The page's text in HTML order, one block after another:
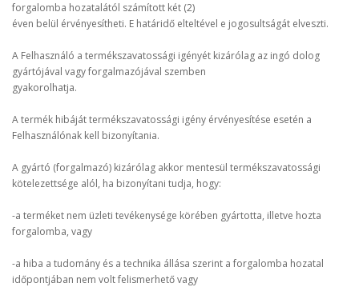
forgalomba hozatalától számított két (2)
éven belül érvényesítheti. E határidő elteltével e jogosultságát elveszti.
A Felhasználó a termékszavatossági igényét kizárólag az ingó dolog
gyártójával vagy forgalmazójával szemben
gyakorolhatja.
A termék hibáját termékszavatossági igény érvényesítése esetén a
Felhasználónak kell bizonyítania.
A gyártó (forgalmazó) kizárólag akkor mentesül termékszavatossági
kötelezettsége alól, ha bizonyítani tudja, hogy:
-a terméket nem üzleti tevékenysége körében gyártotta, illetve hozta
forgalomba, vagy
-a hiba a tudomány és a technika állása szerint a forgalomba hozatal
időpontjában nem volt felismerhető vagy